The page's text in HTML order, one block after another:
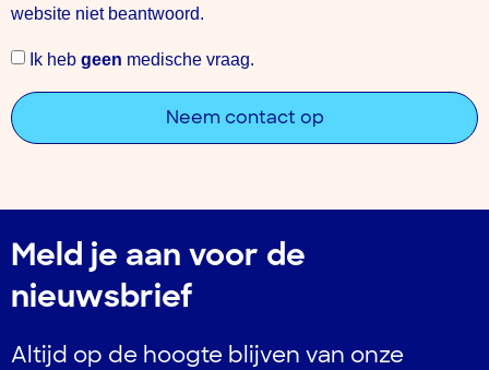
website niet beantwoord.
Ik heb geen medische vraag.
Neem contact op
Meld je aan voor de
nieuwsbrief
Altijd op de hoogte blijven van onze